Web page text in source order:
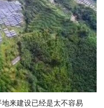
来建设已经是太不容易